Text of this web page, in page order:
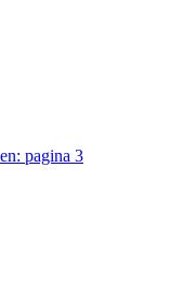
pagina 3